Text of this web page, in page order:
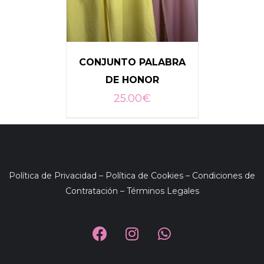
SELECCIONAR OPCIONES
CONJUNTO PALABRA
DE HONOR
25.00€
Política de Privacidad – Política de Cookies – Condiciones de
Contratación – Términos Legales